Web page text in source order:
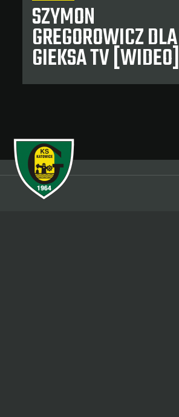
SZYMON
GREGOROWICZ DLA
GIEKSA TV [WIDEO]